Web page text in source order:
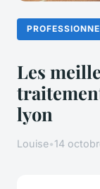
Les
lyon
Louise•14